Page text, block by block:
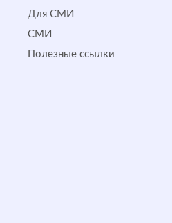
Для СМИ
СМИ
Полезные ссылки